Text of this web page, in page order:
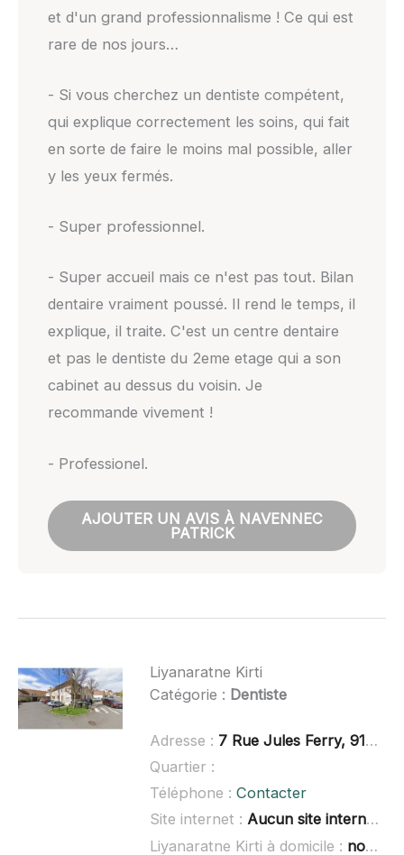
et d'un grand professionnalisme ! Ce qui est
rare de nos jours…
- Si vous cherchez un dentiste compétent,
qui explique correctement les soins, qui fait
en sorte de faire le moins mal possible, aller
y les yeux fermés.
- Super professionnel.
- Super accueil mais ce n'est pas tout. Bilan
dentaire vraiment poussé. Il rend le temps, il
explique, il traite. C'est un centre dentaire
et pas le dentiste du 2eme etage qui a son
cabinet au dessus du voisin. Je
recommande vivement !
- Professionel.
AJOUTER UN AVIS À NAVENNEC
PATRICK
Liyanaratne Kirti
Catégorie : Dentiste
Adresse : 7 Rue Jules Ferry, 91310 Leuville-sur-Orge
Quartier :
Téléphone : Contacter
Site internet : Aucun site internet connu
Liyanaratne Kirti à domicile : non renseigné